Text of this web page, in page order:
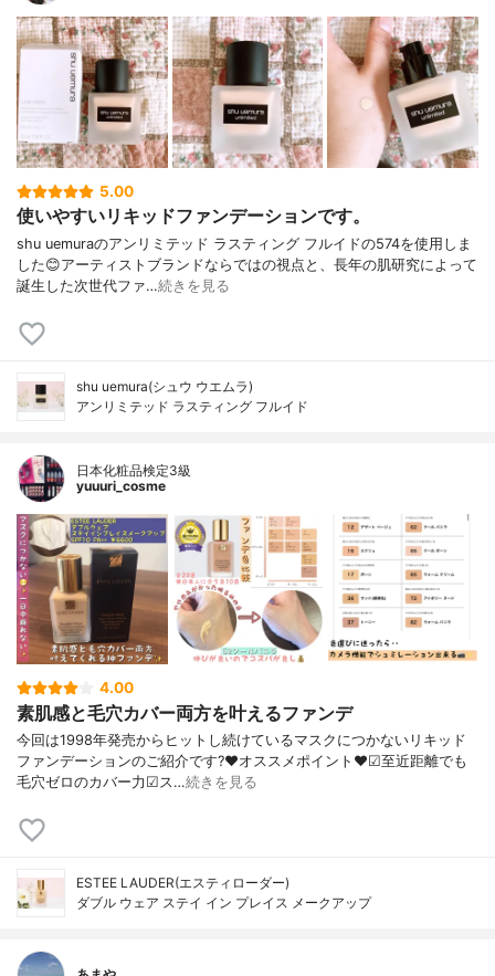
5.00
使いやすいリキッドファンデーションです。
shu uemuraのアンリミテッド ラスティング フルイドの574を使用しま
した😊アーティストブランドならではの視点と、長年の肌研究によって
誕生した次世代ファ…続きを見る
shu uemura(シュウ ウエムラ)
アンリミテッド ラスティング フルイド
日本化粧品検定3級
yuuuri_cosme
4.00
素肌感と毛穴カバー両方を叶えるファンデ
今回は1998年発売からヒットし続けているマスクにつかないリキッド
ファンデーションのご紹介です?❤︎オススメポイント❤︎☑︎至近距離でも
毛穴ゼロのカバー力☑︎ス…続きを見る
ESTEE LAUDER(エスティローダー)
ダブル ウェア ステイ イン プレイス メークアップ